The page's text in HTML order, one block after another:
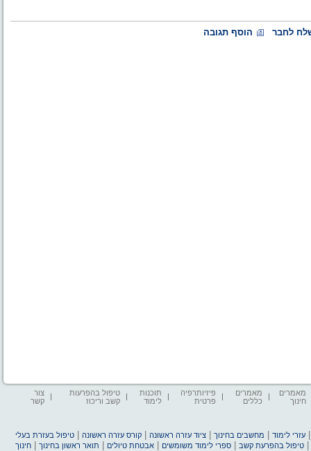
לחבר הוסף תגובה
מאמרים
חינוך
מאמרים
כללים
פיזיותרפיה
פרטית
תוכנות
לימוד
טיפול בהפרעות
קשב וריכוז
צור
קשר
עזרי לימוד מחשבים בחינוך |ציוד עזרה ראשונה |קורס עזרה ראשונה |טיפול בעזרת בעלי
|טיפול בהפרעת קשב |ספרי לימוד משומשים |אבטחת טיולים תואר ראשון בחינוך |חינוך